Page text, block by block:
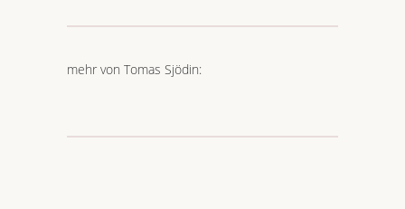
mehr von Tomas Sjödin: